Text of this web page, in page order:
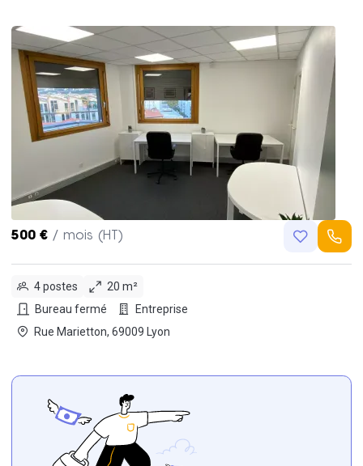
500 € / mois (HT)
4 postes
20 m²
Bureau fermé
Entreprise
Rue Marietton, 69009 Lyon